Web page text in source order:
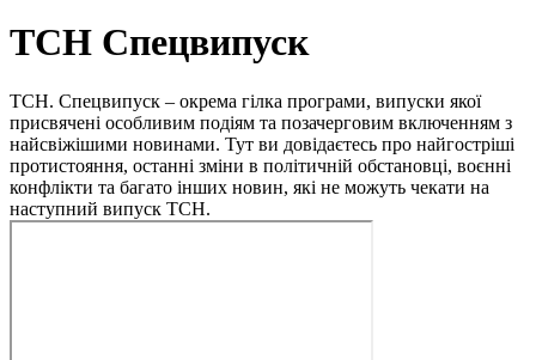
ТСН Спецвипуск
ТСН. Спецвипуск – окрема гілка програми, випуски якої
присвячені особливим подіям та позачерговим включенням з
найсвіжішими новинами. Тут ви довідаєтесь про найгостріші
протистояння, останні зміни в політичній обстановці, воєнні
конфлікти та багато інших новин, які не можуть чекати на
наступний випуск ТСН.